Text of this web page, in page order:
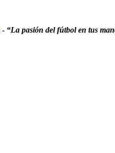
- “La pasión del fútbol en tus